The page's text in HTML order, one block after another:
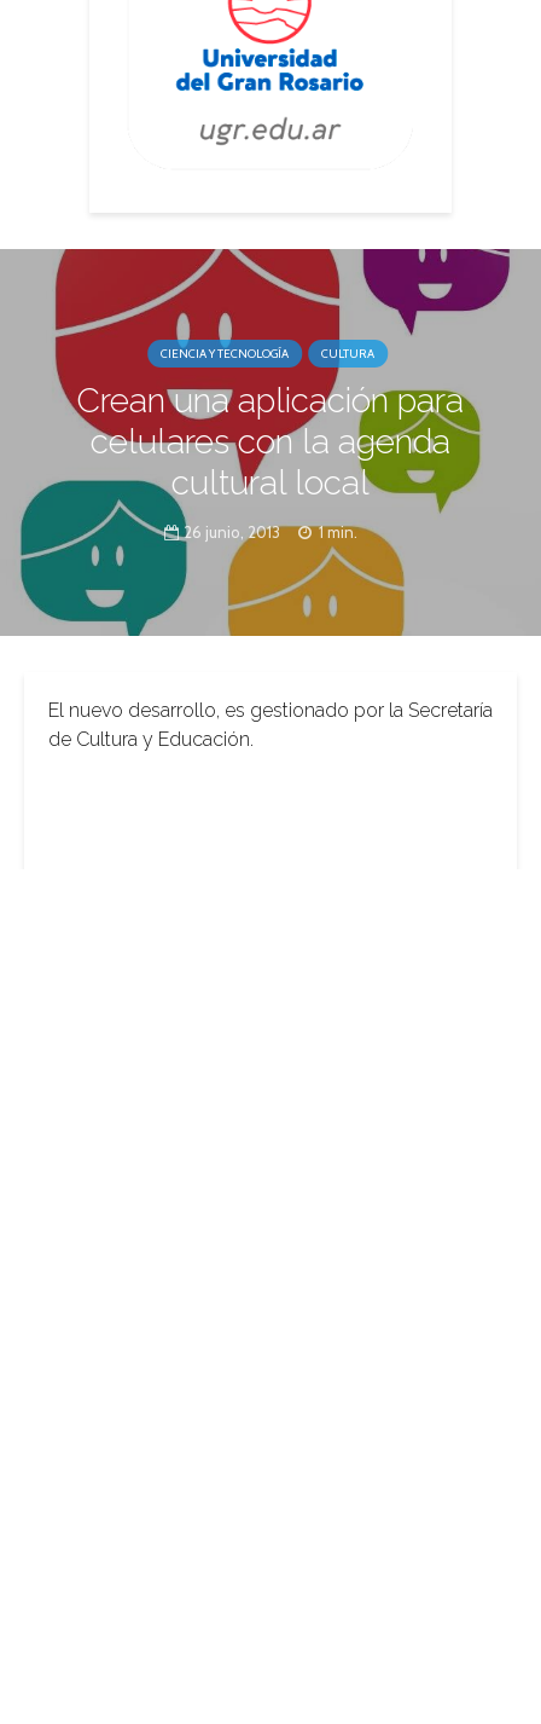
CIENCIA Y TECNOLOGÍA CULTURA
Crean una aplicación para
celulares con la agenda
cultural local
26 junio, 2013 1 min.
El nuevo desarrollo, es gestionado por la Secretaría
de Cultura y Educación.